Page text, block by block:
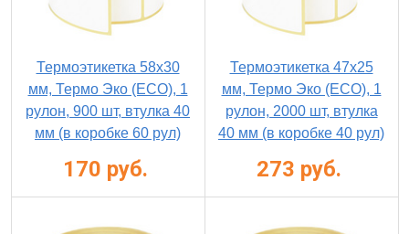
Термоэтикетка 58х30
мм, Термо Эко (ECO), 1
рулон, 900 шт, втулка 40
мм (в коробке 60 рул)
170 руб.
Термоэтикетка 47х25
мм, Термо Эко (ECO), 1
рулон, 2000 шт, втулка
40 мм (в коробке 40 рул)
273 руб.